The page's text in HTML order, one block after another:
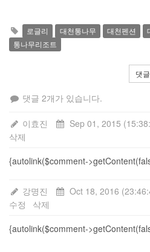
로글리 대천통나무 대천펜션
통나무리조트
댓글
댓글 2개가 있습니다.
이효진 Sep 01, 2015
삭제
{autolink($comment-
강명진 Oct 18, 2016
수정
삭제
{autolink($comment-